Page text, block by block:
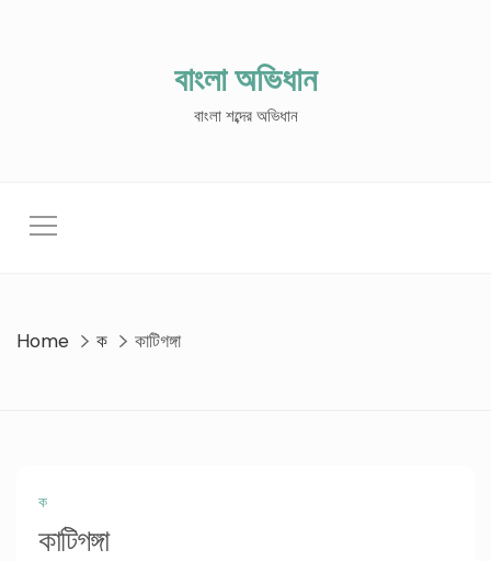
বাংলা অভিধান
বাংলা শব্দের অভিধান
Home ক কাটিগঙ্গা
ক
কাটিগঙ্গা